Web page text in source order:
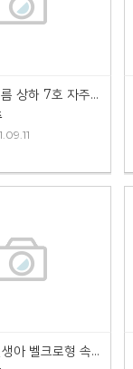
나눔124-여름 상하 7호 자주색(나눔완료)
나눔120-신생아 벨크로형 속싸개(나눔완료)